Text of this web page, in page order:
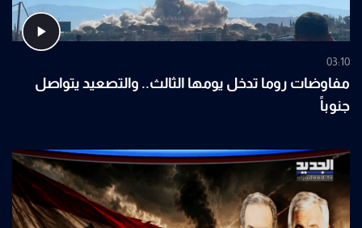
03:10
مفاوضات روما تدخل يومها الثالث.. والتصعيد يتواصل
جنوباً